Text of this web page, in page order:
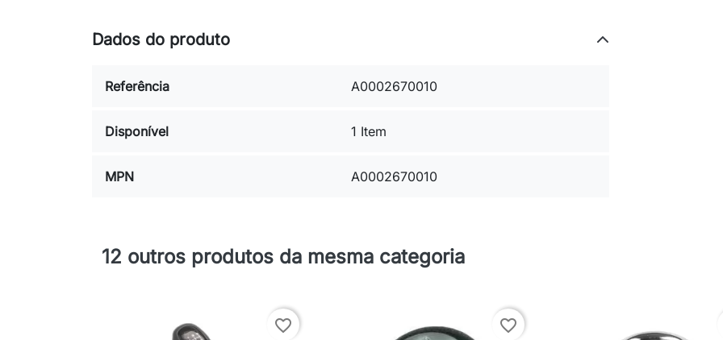
Dados do produto
Referência A0002670010
Disponível 1 Item
MPN A0002670010
12 outros produtos da mesma categoria
favorite_border favorite_border